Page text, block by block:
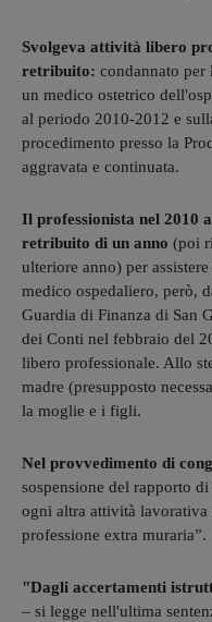
Svolgeva attività libero
retribuito: condannato per
un medico ostetrico
al periodo 2010-2012 e
procedimento presso la
aggravata e continuata.
Il professionista nel 2010
retribuito di un anno (poi
ulteriore anno) per
medico ospedaliero, però,
Guardia di Finanza di San
dei Conti nel febbraio del
libero professionale. Allo
madre (presupposto
la moglie e i figli.
Nel provvedimento di
sospensione del rapporto
ogni altra attività lavorativa
professione extra muraria”.
"Dagli accertamenti
– si legge nell'ultima